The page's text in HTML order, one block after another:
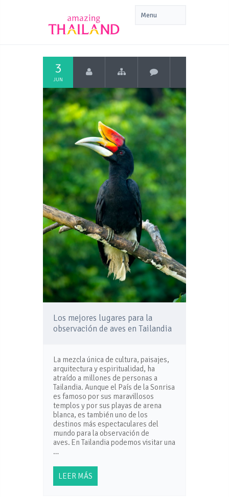
3
JUN
Los mejores lugares para la
observación de aves en Tailandia
La mezcla única de cultura, paisajes,
arquitectura y espiritualidad, ha
atraído a millones de personas a
Tailandia. Aunque el País de la Sonrisa
es famoso por sus maravillosos
templos y por sus playas de arena
blanca, es también uno de los
destinos más espectaculares del
mundo para la observación de
aves. En Tailandia podemos visitar una
…
LEER MÁS